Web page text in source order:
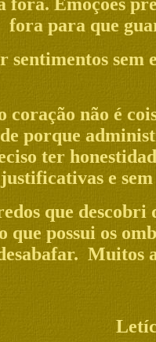
fora para que
sentimentos sem
coração não é
porque
ter
e
que
que possui os
Muitos